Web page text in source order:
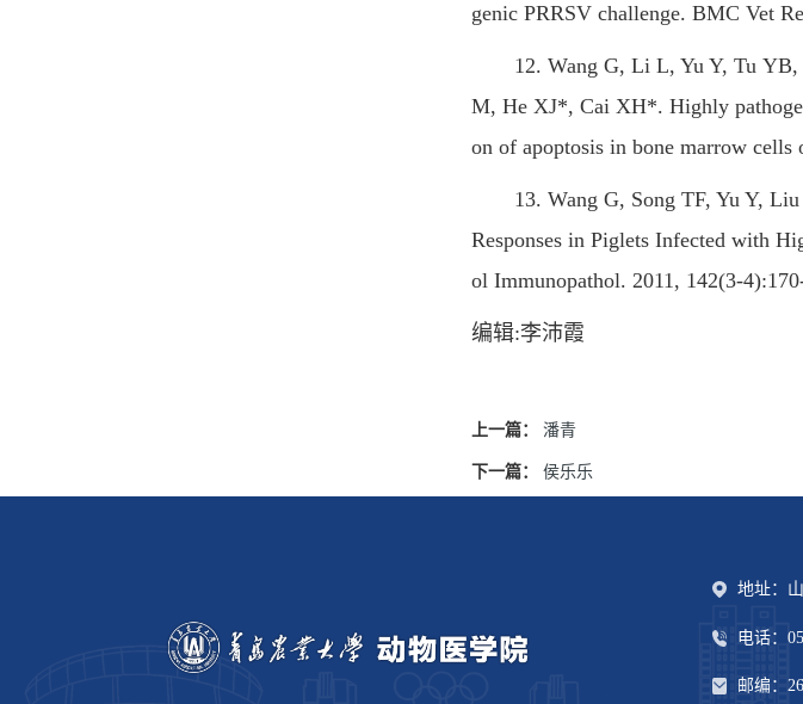
genic PRRSV challenge. BMC Vet
12. Wang G, Li L, Yu Y, Tu YB,
M, He XJ*, Cai XH*. Highly
on of apoptosis in bone marrow
13. Wang G, Song TF, Yu Y, Liu
Responses in Piglets Infected with
ol Immunopathol. 2011, 142(3-
编辑:李沛霞
上一篇： 潘青
下一篇： 侯乐乐
地址：
电话：
邮编：